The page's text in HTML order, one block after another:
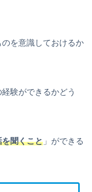
を意識しておけるか
験ができるかどう
を聞くこと 」ができる